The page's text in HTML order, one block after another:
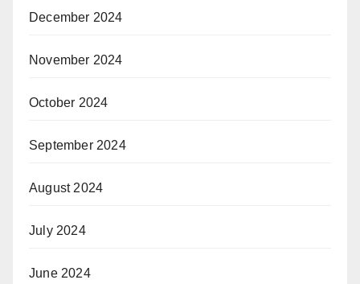
December 2024
November 2024
October 2024
September 2024
August 2024
July 2024
June 2024